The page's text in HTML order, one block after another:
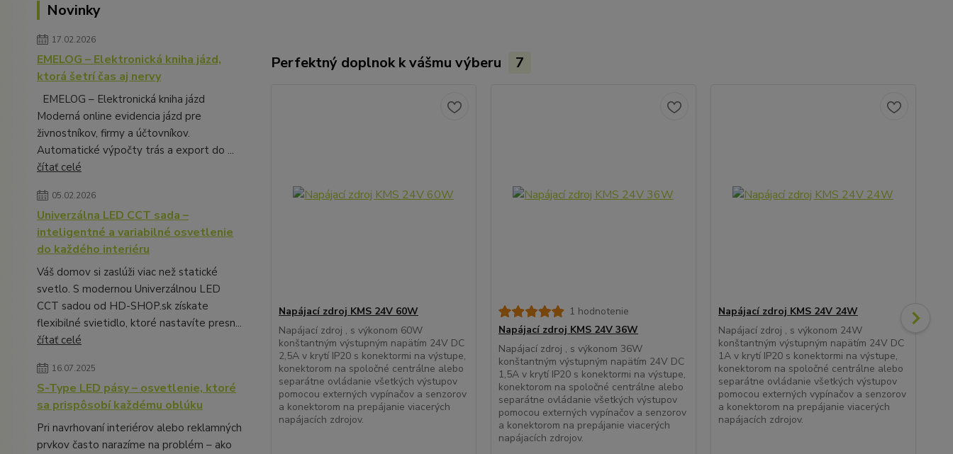
Novinky
17.02.2026
EMELOG – Elektronická kniha jázd,
ktorá šetrí čas aj nervy
EMELOG – Elektronická kniha jázd
Moderná online evidencia jázd pre
živnostníkov, firmy a účtovníkov.
Automatické výpočty trás a export do ...
čítať celé
05.02.2026
Univerzálna LED CCT sada –
inteligentné a variabilné osvetlenie
do každého interiéru
Váš domov si zaslúži viac než statické
svetlo. S modernou Univerzálnou LED
CCT sadou od HD-SHOP.sk získate
flexibilné svietidlo, ktoré nastavíte presn...
čítať celé
16.07.2025
S-Type LED pásy – osvetlenie, ktoré
sa prispôsobí každému oblúku
Pri navrhovaní interiérov alebo reklamných
prvkov často narazíme na problém – ako
Perfektný doplnok k vášmu výberu 7
Napájací zdroj KMS 24V 60W
Napájací zdroj , s výkonom 60W
konštantným výstupným napätím 24V DC
2,5A v krytí IP20 s konektormi na výstupe,
konektorom na spoločné centrálne alebo
separátne ovládanie všetkých výstupov
pomocou externých vypínačov a senzorov
a konektorom na prepájanie viacerých
napájacích zdrojov.
1 hodnotenie
Napájací zdroj KMS 24V 36W
Napájací zdroj , s výkonom 36W
konštantným výstupným napätím 24V DC
1,5A v krytí IP20 s konektormi na výstupe,
konektorom na spoločné centrálne alebo
separátne ovládanie všetkých výstupov
pomocou externých vypínačov a senzorov
a konektorom na prepájanie viacerých
napájacích zdrojov.
Napájací zdroj KMS 24V 24W
Napájací zdroj , s výkonom 24W
konštantným výstupným napätím 24V DC
1A v krytí IP20 s konektormi na výstupe,
konektorom na spoločné centrálne alebo
separátne ovládanie všetkých výstupov
pomocou externých vypínačov a senzorov
a konektorom na prepájanie viacerých
napájacích zdrojov.